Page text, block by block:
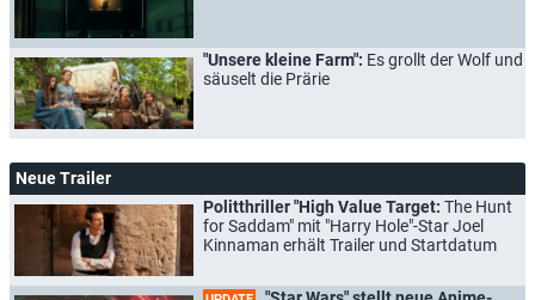
"Unsere kleine Farm": Es grollt der Wolf und
säuselt die Prärie
Neue Trailer
Politthriller "High Value Target: The Hunt
for Saddam" mit "Harry Hole"-Star Joel
Kinnaman erhält Trailer und Startdatum